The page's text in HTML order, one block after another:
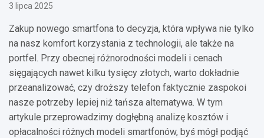
3 lipca 2025
Zakup nowego smartfona to decyzja, która wpływa nie tylko
na nasz komfort korzystania z technologii, ale także na
portfel. Przy obecnej różnorodności modeli i cenach
sięgających nawet kilku tysięcy złotych, warto dokładnie
przeanalizować, czy droższy telefon faktycznie zaspokoi
nasze potrzeby lepiej niż tańsza alternatywa. W tym
artykule przeprowadzimy dogłębną analizę kosztów i
opłacalności różnych modeli smartfonów, byś mógł podjąć